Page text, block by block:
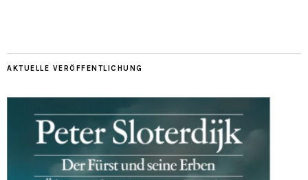
AKTUELLE VERÖFFENTLICHUNG